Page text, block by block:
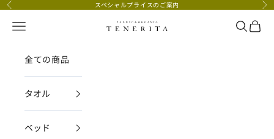
コンテンツへスキップ
前へ スペシャルプライスのご案内 次
TENERITA公式オンラインストア
メニュー 検索カー
全ての商品
タオル
ベッド